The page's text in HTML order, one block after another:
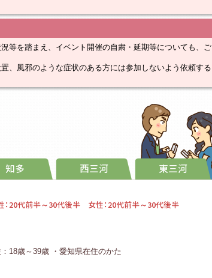
等を踏まえ、イベント開催の自粛・延期等についても、ご
、風邪のような症状のある方には参加しないよう依頼する
知多 西三河 東三河
：20代前半～30代後半 女性：20代前半～30代後半
18歳～39歳 ・愛知県在住のかた